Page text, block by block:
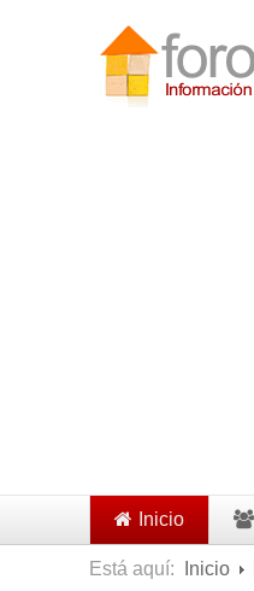
Inicio
Está aquí: Inicio